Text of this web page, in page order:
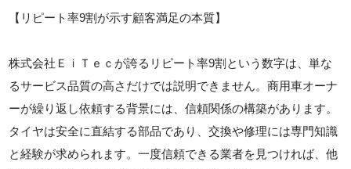
【リピート率9割が示す顧客満足の本質】
株式会社ＥｉＴｅｃが誇るリピート率9割という数字は、単な
るサービス品質の高さだけでは説明できません。商用車オーナ
ーが繰り返し依頼する背景には、信頼関係の構築があります。
タイヤは安全に直結する部品であり、交換や修理には専門知識
と経験が求められます。一度信頼できる業者を見つければ、他